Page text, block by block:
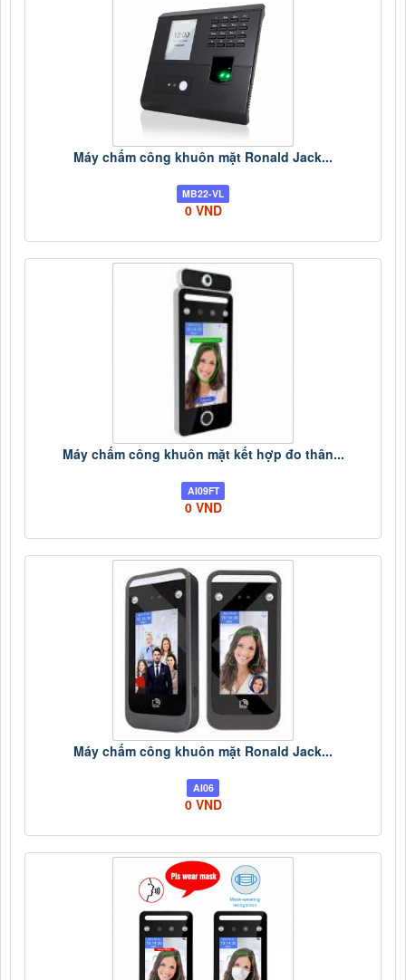
Máy chấm công khuôn mặt Ronald Jack...
MB22-VL
0 VND
Máy chấm công khuôn mặt kết hợp đo thân...
AI09FT
0 VND
Máy chấm công khuôn mặt Ronald Jack...
AI06
0 VND